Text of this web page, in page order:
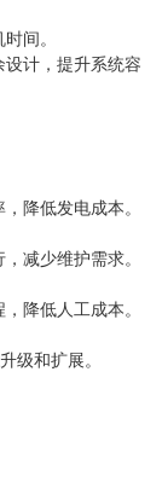
间。
计，提升系统容
降低发电成本。
减少维护需求。
降低人工成本。
级和扩展。